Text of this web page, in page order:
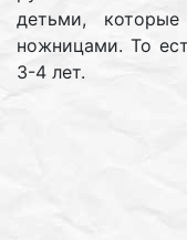
детьми,
ножницами. То
3-4 лет.